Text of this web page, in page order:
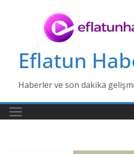
Eflatun
Haberler ve son dakika